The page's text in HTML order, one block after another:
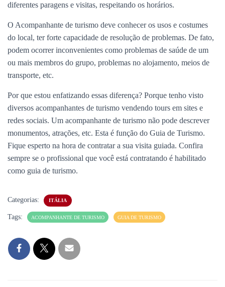
diferentes paragens e visitas, respeitando os horários.
O Acompanhante de turismo deve conhecer os usos e costumes
do local, ter forte capacidade de resolução de problemas. De fato,
podem ocorrer inconvenientes como problemas de saúde de um
ou mais membros do grupo, problemas no alojamento, meios de
transporte, etc.
Por que estou enfatizando essas diferença? Porque tenho visto
diversos acompanhantes de turismo vendendo tours em sites e
redes sociais. Um acompanhante de turismo não pode descrever
monumentos, atrações, etc. Esta é função do Guia de Turismo.
Fique esperto na hora de contratar a sua visita guiada. Confira
sempre se o profissional que você está contratando é habilitado
como guia de turismo.
Categorias: ITÁLIA
Tags: ACOMPANHANTE DE TURISMO GUIA DE TURISMO